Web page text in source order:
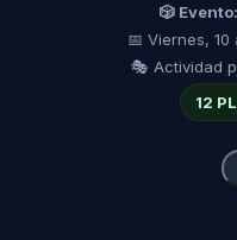
🎲 Evento:
📅 Viernes, 10
🎭 Actividad
12